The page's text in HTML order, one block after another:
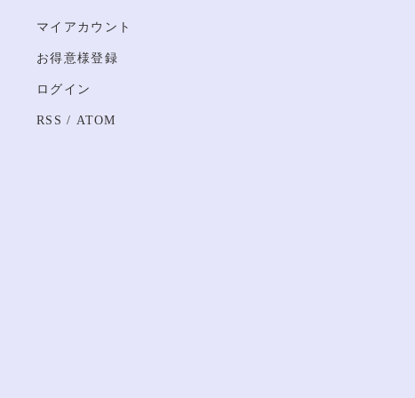
マイアカウント
お得意様登録
ログイン
RSS / ATOM